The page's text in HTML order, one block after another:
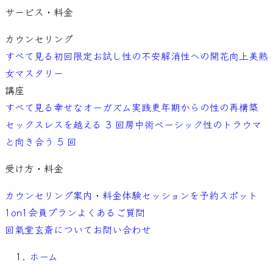
サービス・料金
カウンセリング
すべて見る 初回限定お試し性の不安解消性への開花向上美熟
女マスタリー
講座
すべて見る 幸せなオーガズム実践更年期からの性の再構築
セックスレスを越える 3 回房中術ベーシック性のトラウマ
と向き合う 5 回
受け方・料金
カウンセリング案内・料金体験セッションを予約スポット
1on1 会員プラン よくあるご質問
回氣堂玄斎について お問い合わせ
ホーム